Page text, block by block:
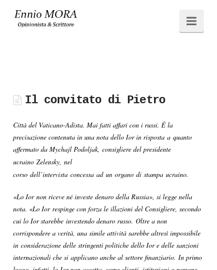
Ennio
Il convitato di Pietro
Città del Vaticano-Adista. Mai fatti affari con i russi. È la
precisazione contenuta in una nota dello Ior in risposta a quanto
affermato da Mychajl Podoljak, consigliere del presidente
ucraino Zelensky, nel
corso dell’intervista concessa ad un organo di stampa ucraino.
«Lo Ior non riceve né investe denaro della Russia», si legge nella
nota. «Lo Ior respinge con forza le illazioni del Consigliere, secondo
cui lo Ior starebbe investendo denaro russo. Oltre a non
corrispondere a verità, una simile attività sarebbe altresì impossibile
in considerazione delle stringenti politiche dello Ior e delle sanzioni
internazionali che si applicano anche al settore finanziario. In primo